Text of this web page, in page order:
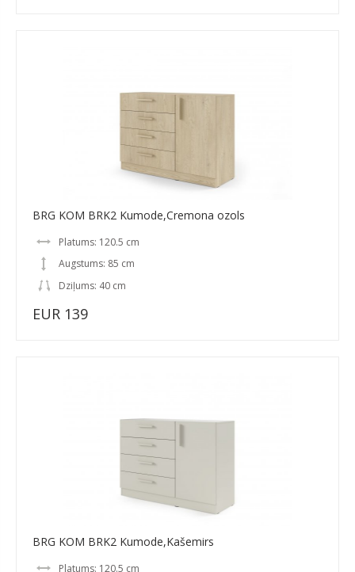
BRG KOM BRK2 Kumode,Cremona ozols
Platums: 120.5 cm
Augstums: 85 cm
Dziļums: 40 cm
EUR 139
BRG KOM BRK2 Kumode,Kašemirs
Platums: 120.5 cm